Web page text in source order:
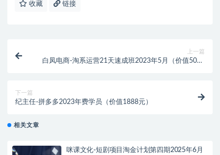
收藏 链接
上一篇
白凤电商-淘系运营21天速成班2023年5月（价值5000
下一篇
纪主任-拼多多2023年费学员（价值1888元）
相关文章
咪课文化-短剧项目淘金计划第四期2025年6月